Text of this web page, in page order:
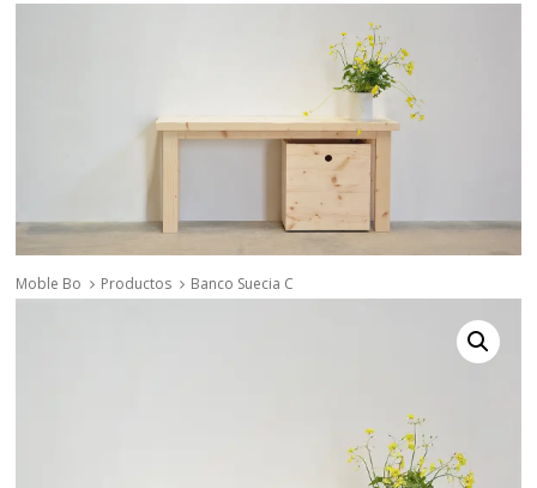
Moble Bo Productos Banco Suecia C